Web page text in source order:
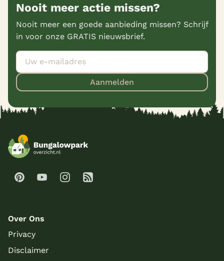
Nooit meer actie missen?
Nooit meer een goede aanbieding missen? Schrijf
in voor onze GRATIS nieuwsbrief.
Aanmelden
Over Ons
Privacy
Disclaimer